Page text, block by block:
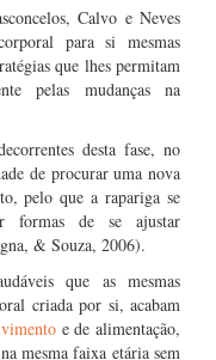
Calvo e Neves
para si mesmas
que lhes permitam
pelas mudanças na
desta fase, no
de procurar uma nova
pelo que a rapariga se
formas de se ajustar
& Souza, 2006).
que as mesmas
criada por si, acabam
e de alimentação,
mesma faixa etária sem